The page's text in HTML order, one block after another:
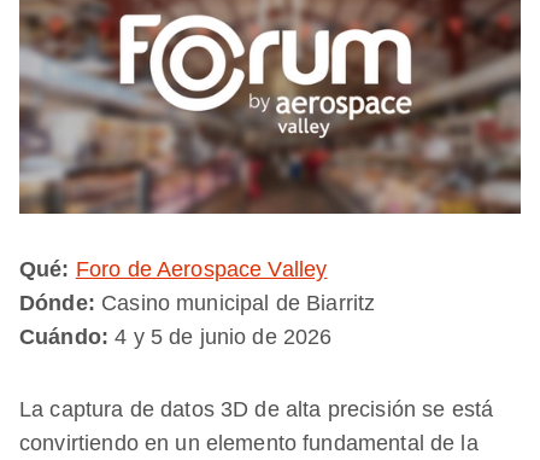
Qué: Foro de Aerospace Valley
Dónde: Casino municipal de Biarritz
Cuándo: 4 y 5 de junio de 2026
La captura de datos 3D de alta precisión se está
convirtiendo en un elemento fundamental de la